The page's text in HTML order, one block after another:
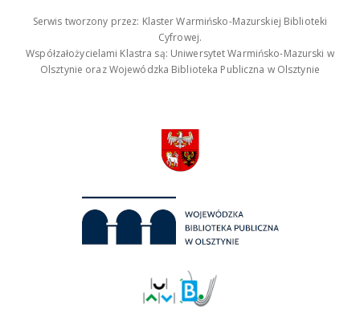
Serwis tworzony przez: Klaster Warmińsko-Mazurskiej Biblioteki
Cyfrowej.
Współzałożycielami Klastra są: Uniwersytet Warmińsko-Mazurski w
Olsztynie oraz Wojewódzka Biblioteka Publiczna w Olsztynie